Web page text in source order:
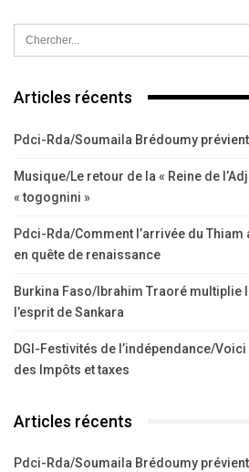
Articles récents
Pdci-Rda/Soumaila Brédoumy
Musique/Le retour de la « Reine de
« togognini »
Pdci-Rda/Comment l’arrivée du
en quête de renaissance
Burkina Faso/Ibrahim Traoré multiplie
l’esprit de Sankara
DGI-Festivités de l’indépendance/
des Impôts et taxes
Articles récents
Pdci-Rda/Soumaila Brédoumy